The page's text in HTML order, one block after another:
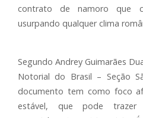
contrato de namoro que
usurpando qualquer clima
Segundo Andrey Guimarães
Notorial do Brasil – Seção
documento tem como foco
estável, que pode trazer